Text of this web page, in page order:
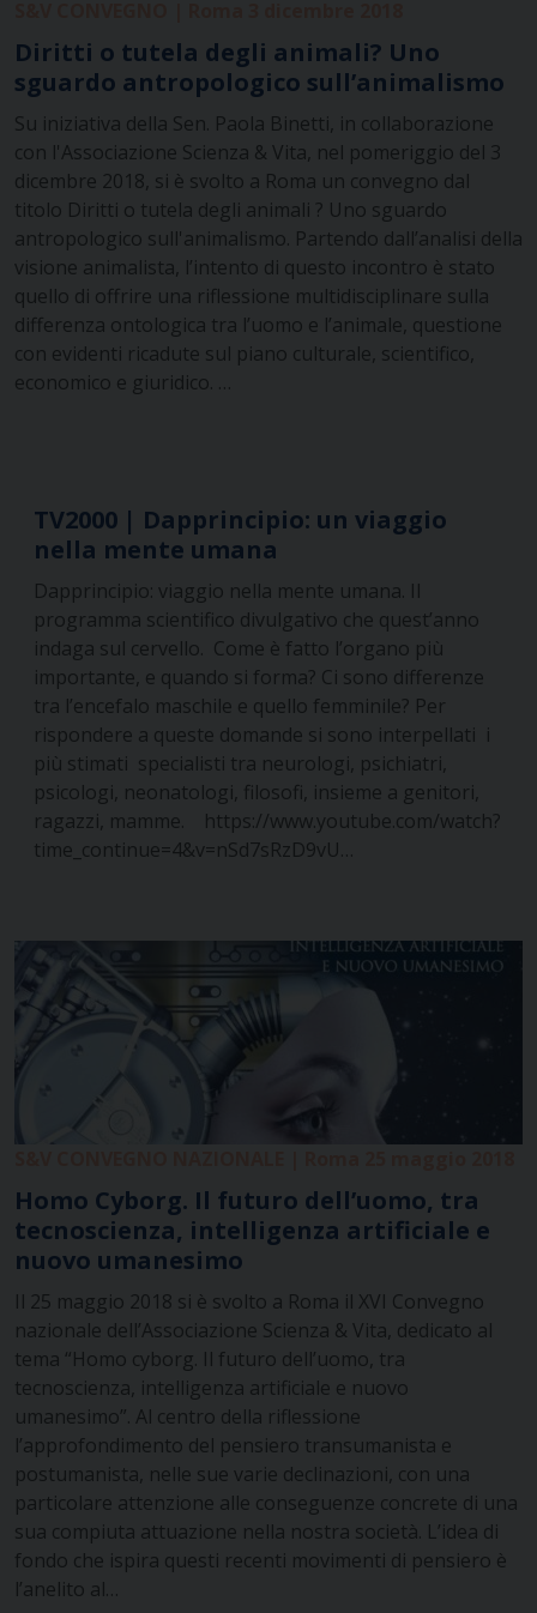
Diritti o tutela degli animali? Uno
sguardo antropologico sull’animalismo
Su iniziativa della Sen. Paola Binetti, in collaborazione
con l'Associazione Scienza & Vita, nel pomeriggio del 3
dicembre 2018, si è svolto a Roma un convegno dal
titolo Diritti o tutela degli animali ? Uno sguardo
antropologico sull'animalismo. Partendo dall’analisi della
visione animalista, l’intento di questo incontro è stato
quello di offrire una riflessione multidisciplinare sulla
differenza ontologica tra l’uomo e l’animale, questione
con evidenti ricadute sul piano culturale, scientifico,
economico e giuridico. …
TV2000 | Dapprincipio: un viaggio
nella mente umana
Dapprincipio: viaggio nella mente umana. Il
programma scientifico divulgativo che quest’anno
indaga sul cervello. Come è fatto l’organo più
importante, e quando si forma? Ci sono differenze
tra l’encefalo maschile e quello femminile? Per
rispondere a queste domande si sono interpellati i
più stimati specialisti tra neurologi, psichiatri,
psicologi, neonatologi, filosofi, insieme a genitori,
ragazzi, mamme. https://www.youtube.com/watch?
time_continue=4&v=nSd7sRzD9vU…
Homo Cyborg. Il futuro dell’uomo, tra
tecnoscienza, intelligenza artificiale e
nuovo umanesimo
Il 25 maggio 2018 si è svolto a Roma il XVI Convegno
nazionale dell’Associazione Scienza & Vita, dedicato al
tema “Homo cyborg. Il futuro dell’uomo, tra
tecnoscienza, intelligenza artificiale e nuovo
umanesimo”. Al centro della riflessione
l’approfondimento del pensiero transumanista e
postumanista, nelle sue varie declinazioni, con una
particolare attenzione alle conseguenze concrete di una
sua compiuta attuazione nella nostra società. L’idea di
fondo che ispira questi recenti movimenti di pensiero è
l’anelito al…